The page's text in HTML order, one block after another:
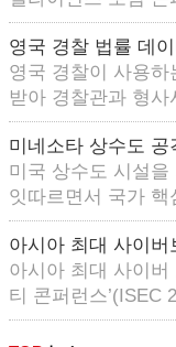
영국 경찰 법률 데
영국 경찰이 사용
받아 경찰관과 형
미네소타 상수도
미국 상수도 시설
잇따르면서 국가 핵
아시아 최대 사이버
아시아 최대 사이버
티 콘퍼런스’(ISEC